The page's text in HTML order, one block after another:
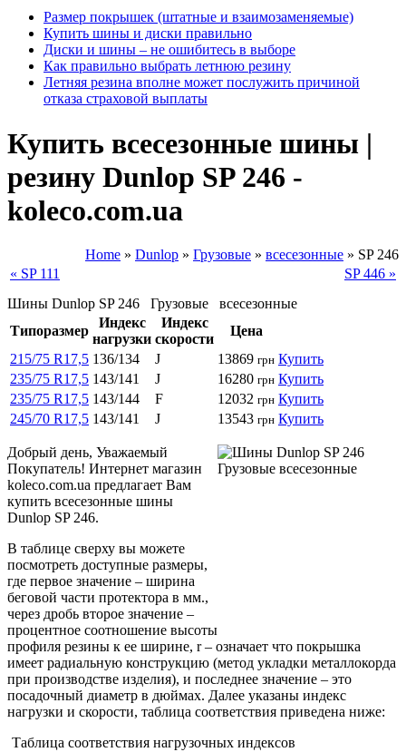
Размер покрышек (штатные и взаимозаменяемые)
Купить шины и диски правильно
Диски и шины – не ошибитесь в выборе
Как правильно выбрать летнюю резину
Летняя резина вполне может послужить причиной
отказа страховой выплаты
Купить всесезонные шины |
резину Dunlop SP 246 -
koleco.com.ua
Home » Dunlop » Грузовые » всесезонные » SP 246
« SP 111
SP 446 »
Шины Dunlop SP 246 Грузовые всесезонные
Типоразмер
Индекс
нагрузки
Индекс
скорости
Цена
215/75 R17,5 136/134 J 13869 грн Купить
235/75 R17,5 143/141 J 16280 грн Купить
235/75 R17,5 143/144 F 12032 грн Купить
245/70 R17,5 143/141 J 13543 грн Купить
Добрый день, Уважаемый
Покупатель! Интернет магазин
koleco.com.ua предлагает Вам
купить всесезонные шины
Dunlop SP 246.
В таблице сверху вы можете
посмотреть доступные размеры,
где первое значение – ширина
беговой части протектора в мм.,
через дробь второе значение –
процентное соотношение высоты
профиля резины к ее ширине, r – означает что покрышка
имеет радиальную конструкцию (метод укладки металлокорда
при производстве изделия), и последнее значение – это
посадочный диаметр в дюймах. Далее указаны индекс
нагрузки и скорости, таблица соответствия приведена ниже:
Таблица соответствия нагрузочных индексов